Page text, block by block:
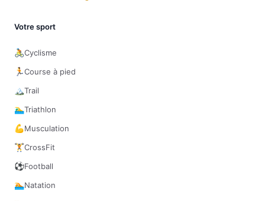
Votre sport
🚴Cyclisme
🏃Course à pied
🏔️Trail
🏊‍♂️Triathlon
💪Musculation
🏋️CrossFit
⚽Football
🏊Natation